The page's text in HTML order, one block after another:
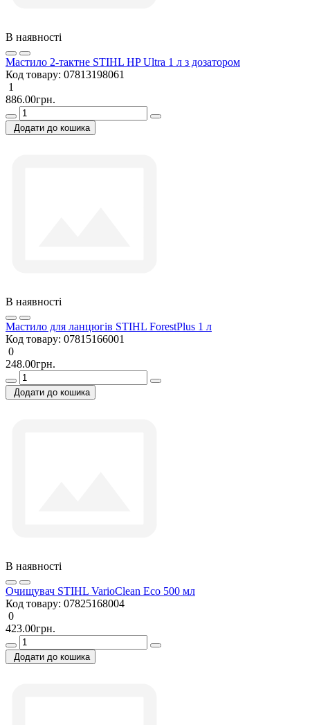
В наявності
Мастило 2-тактне STIHL HP Ultra 1 л з дозатором
Код товару: 07813198061
1
886.00грн.
Додати до кошика
В наявності
Мастило для ланцюгів STIHL ForestPlus 1 л
Код товару: 07815166001
0
248.00грн.
Додати до кошика
В наявності
Очищувач STIHL VarioClean Eco 500 мл
Код товару: 07825168004
0
423.00грн.
Додати до кошика